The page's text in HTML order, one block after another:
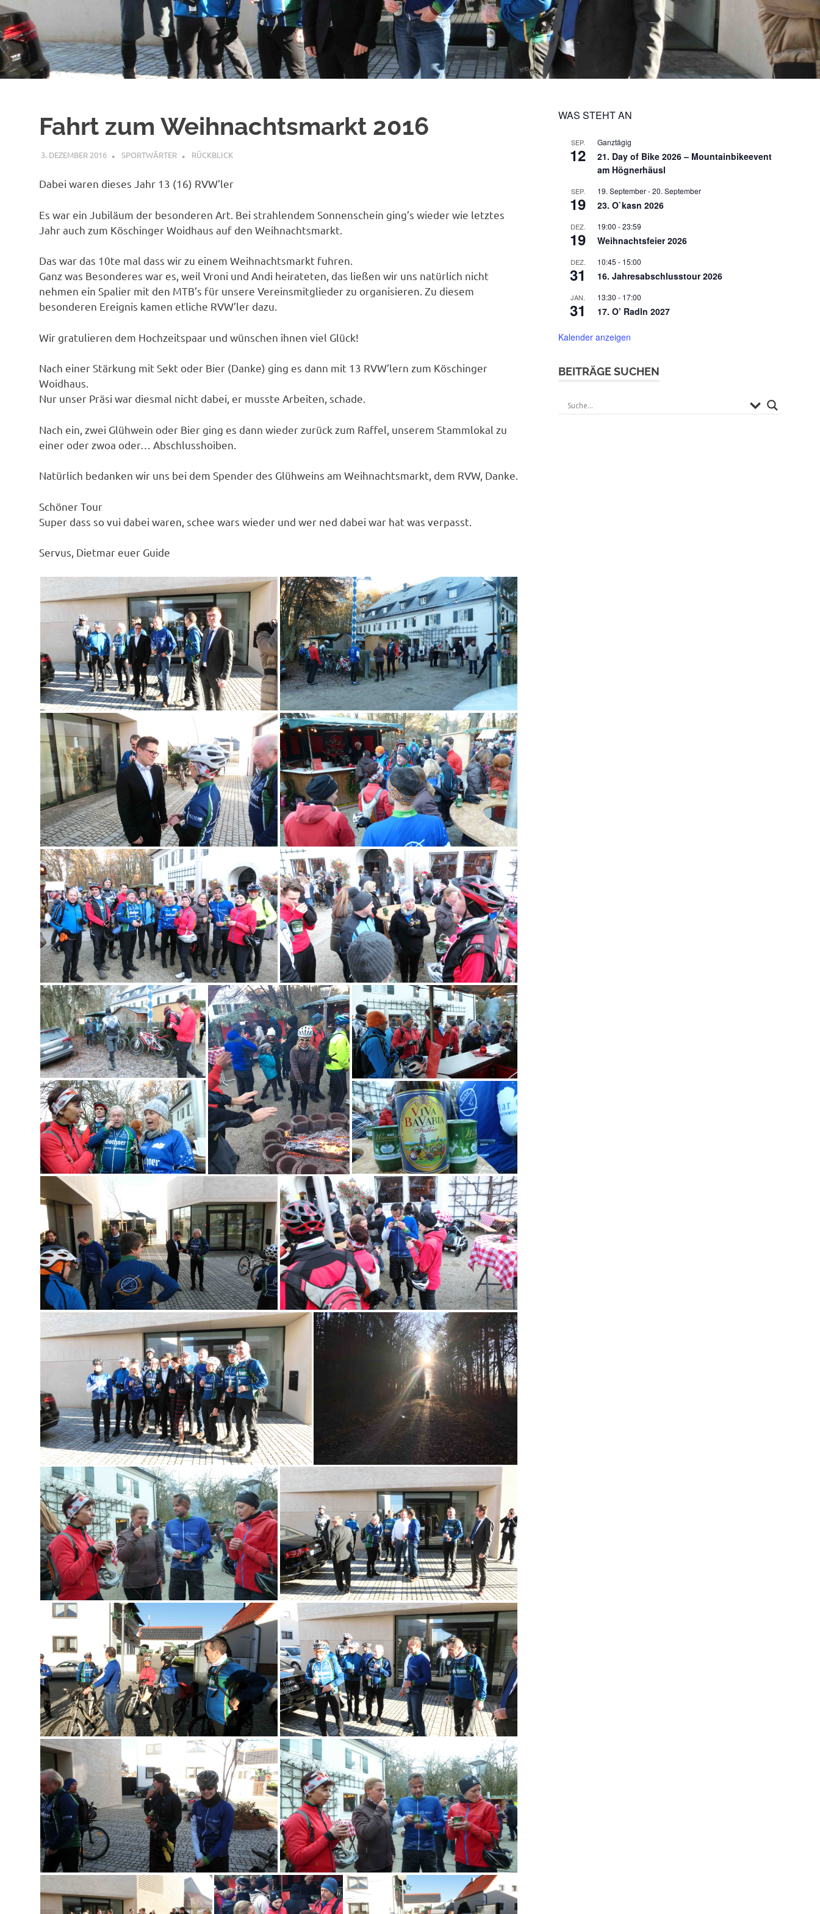
Fahrt zum Weihnachtsmarkt 2016
3. DEZEMBER 2016 SPORTWÄRTER RÜCKBLICK
Dabei waren dieses Jahr 13 (16) RVW’ler
Es war ein Jubiläum der besonderen Art. Bei strahlendem Sonnenschein ging’s wieder wie letztes
Jahr auch zum Köschinger Woidhaus auf den Weihnachtsmarkt.
Das war das 10te mal dass wir zu einem Weihnachtsmarkt fuhren.
Ganz was Besonderes war es, weil Vroni und Andi heirateten, das ließen wir uns natürlich nicht
nehmen ein Spalier mit den MTB’s für unsere Vereinsmitglieder zu organisieren. Zu diesem
besonderen Ereignis kamen etliche RVW’ler dazu.
Wir gratulieren dem Hochzeitspaar und wünschen ihnen viel Glück!
Nach einer Stärkung mit Sekt oder Bier (Danke) ging es dann mit 13 RVW’lern zum Köschinger
Woidhaus.
Nur unser Präsi war diesmal nicht dabei, er musste Arbeiten, schade.
Nach ein, zwei Glühwein oder Bier ging es dann wieder zurück zum Raffel, unserem Stammlokal zu
einer oder zwoa oder… Abschlusshoiben.
Natürlich bedanken wir uns bei dem Spender des Glühweins am Weihnachtsmarkt, dem RVW, Danke.
Schöner Tour
Super dass so vui dabei waren, schee wars wieder und wer ned dabei war hat was verpasst.
Servus, Dietmar euer Guide
WAS STEHT AN
SEP.
12
Ganztägig
21. Day of Bike 2026 – Mountainbikeevent
am Högnerhäusl
SEP.
19
19. September-20. September
23. O`kasn 2026
DEZ.
19
19:00 -23:59
Weihnachtsfeier 2026
DEZ.
31
10:45 - 15:00
16. Jahresabschlusstour 2026
JAN.
31
13:30 - 17:00
17. O’ Radln 2027
Kalender anzeigen
BEITRÄGE SUCHEN